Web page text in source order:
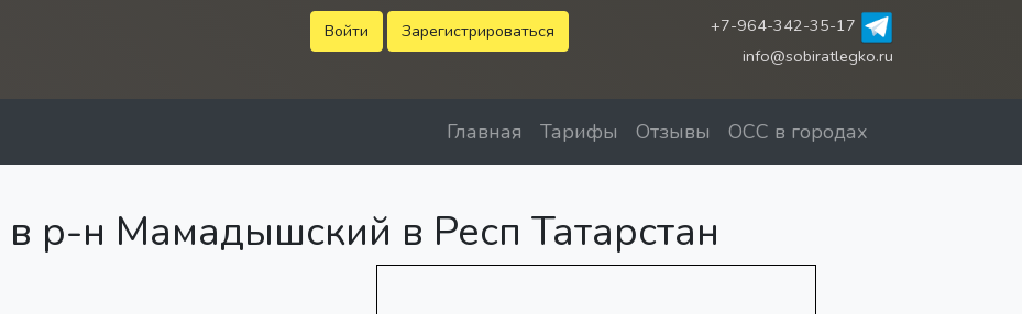
Войти Зарегистрироваться
+7-964-342-35-17
info@sobiratlegko.ru
Главная Тарифы Отзывы ОСС в городах
р-н Мамадышский в Респ Татарстан